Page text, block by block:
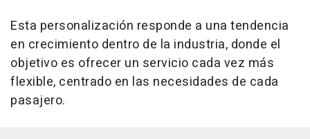
Esta personalización responde a una tendencia
en crecimiento dentro de la industria, donde el
objetivo es ofrecer un servicio cada vez más
flexible, centrado en las necesidades de cada
pasajero.